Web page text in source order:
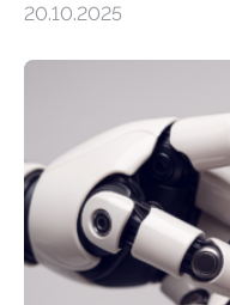
auf Personen ab, die
Entwicklung der
HSHL verantwortet
sowie die KI-gestützte
die Entwicklung eines
Assistenzsystems, das
kontinuierlich erfasst,
und in Notfällen
20.10.2025